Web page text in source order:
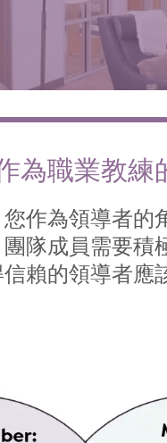
為職業教練
作為領導者的
隊成員需要積
賴的領導者應